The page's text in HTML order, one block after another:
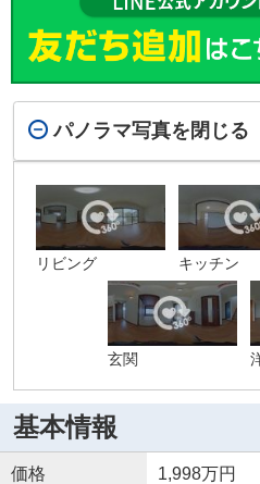
パノラマ写真を閉じる
リビング キッチン
玄関
基本情報
価格 1,998万円